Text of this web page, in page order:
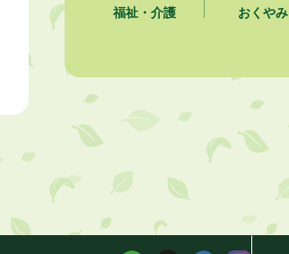
福祉・介護 おくやみ